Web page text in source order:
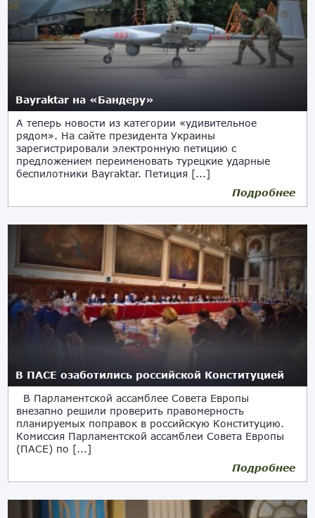
Bayraktar на «Бандеру»
А теперь новости из категории «удивительное
рядом». На сайте президента Украины
зарегистрировали электронную петицию с
предложением переименовать турецкие ударные
беспилотники Bayraktar. Петиция [...]
Подробнее
В ПАСЕ озаботились российской Конституцией
В Парламентской ассамблее Совета Европы
внезапно решили проверить правомерность
планируемых поправок в российскую Конституцию.
Комиссия Парламентской ассамблеи Совета Европы
(ПАСЕ) по [...]
Подробнее